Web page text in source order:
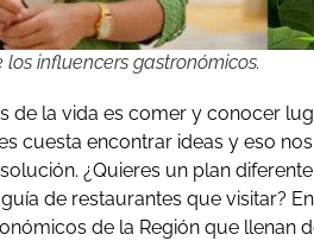
influencers gastronómicos.
de la vida es comer y conocer
cuesta encontrar ideas y eso
¿Quieres un plan
de restaurantes que visitar?
de la Región que llenan